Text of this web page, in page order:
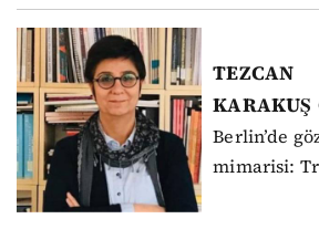
TEZCAN
KARAKUŞ
Berlin’de
mimarisi: